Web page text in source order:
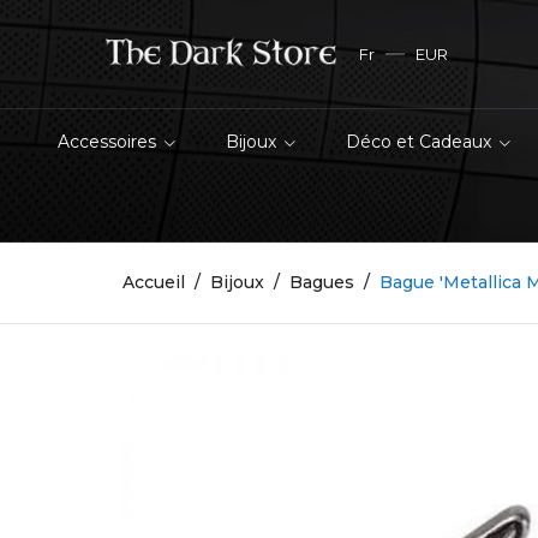
Fr EUR
Accessoires Bijoux Déco et Cadeaux
Accueil Bijoux Bagues Bague 'Metallica